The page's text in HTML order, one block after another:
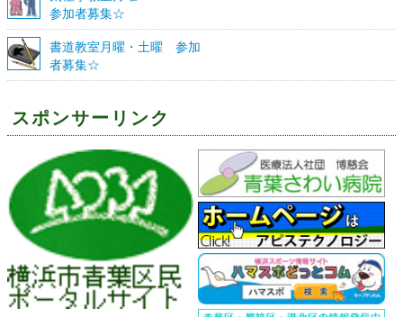
参加者募集☆
書道教室月曜・土曜 参加
者募集☆
スポンサーリンク